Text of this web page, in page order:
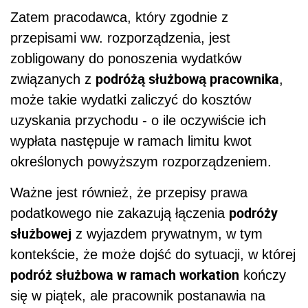
Zatem pracodawca, który zgodnie z
przepisami ww. rozporządzenia, jest
zobligowany do ponoszenia wydatków
związanych z podróżą służbową pracownika,
może takie wydatki zaliczyć do kosztów
uzyskania przychodu - o ile oczywiście ich
wypłata następuje w ramach limitu kwot
określonych powyższym rozporządzeniem.
Ważne jest również, że przepisy prawa
podatkowego nie zakazują łączenia podróży
służbowej z wyjazdem prywatnym, w tym
kontekście, że może dojść do sytuacji, w której
podróż służbowa w ramach workation kończy
się w piątek, ale pracownik postanawia na